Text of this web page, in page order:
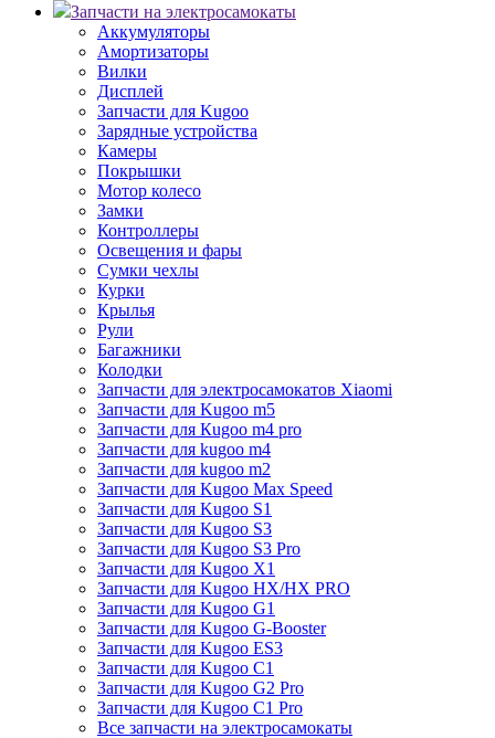
Запчасти на электросамокаты
Аккумуляторы
Амортизаторы
Вилки
Дисплей
Запчасти для Kugoo
Зарядные устройства
Камеры
Покрышки
Мотор колесо
Замки
Контроллеры
Освещения и фары
Сумки чехлы
Курки
Крылья
Рули
Багажники
Колодки
Запчасти для электросамокатов Xiaomi
Запчасти для Kugoo m5
Запчасти для Кugoo m4 pro
Запчасти для kugoo m4
Запчасти для kugoo m2
Запчасти для Kugoo Max Speed
Запчасти для Kugoo S1
Запчасти для Kugoo S3
Запчасти для Kugoo S3 Pro
Запчасти для Kugoo X1
Запчасти для Kugoo HX/HX PRO
Запчасти для Kugoo G1
Запчасти для Kugoo G-Booster
Запчасти для Kugoo ES3
Запчасти для Kugoo C1
Запчасти для Kugoo G2 Pro
Запчасти для Kugoo C1 Pro
Все запчасти на электросамокаты